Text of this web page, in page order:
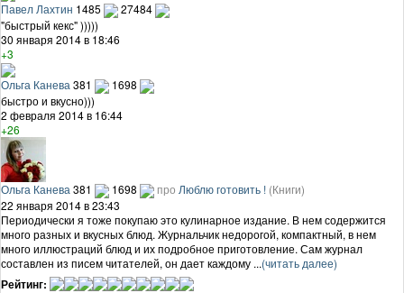
Павел Лахтин 1485
27484
"быстрый кекс" )))))
30 января 2014 в 18:46
+3
Ольга Канева 381
1698
быстро и вкусно)))
2 февраля 2014 в 16:44
+26
Ольга Канева 381 1698 про Люблю готовить ! (Книги)
22 января 2014 в 23:43
Периодически я тоже покупаю это кулинарное издание. В нем содержится
много разных и вкусных блюд. Журнальчик недорогой, компактный, в нем
много иллюстраций блюд и их подробное приготовление. Сам журнал
составлен из писем читателей, он дает каждому ...(читать далее)
Рейтинг: